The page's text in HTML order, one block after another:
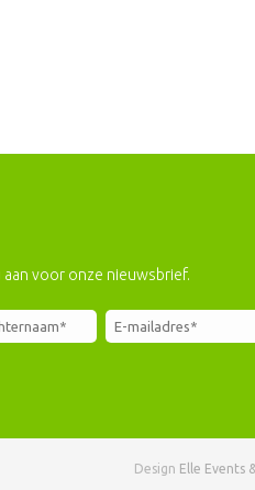
voor onze nieuwsbrief.
Design Elle Events